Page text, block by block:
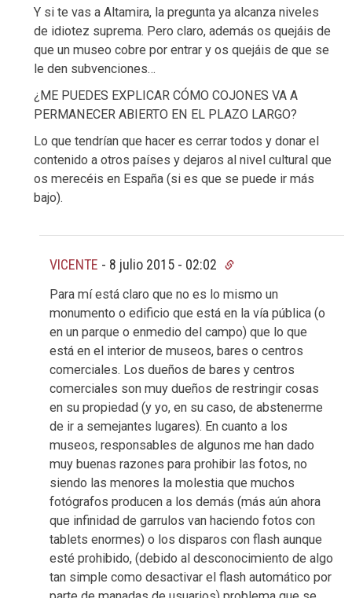
Y si te vas a Altamira, la pregunta ya alcanza niveles
de idiotez suprema. Pero claro, además os quejáis de
que un museo cobre por entrar y os quejáis de que se
le den subvenciones…
¿ME PUEDES EXPLICAR CÓMO COJONES VA A
PERMANECER ABIERTO EN EL PLAZO LARGO?
Lo que tendrían que hacer es cerrar todos y donar el
contenido a otros países y dejaros al nivel cultural que
os merecéis en España (si es que se puede ir más
bajo).
VICENTE - 8 julio 2015 - 02:02
Para mí está claro que no es lo mismo un
monumento o edificio que está en la vía pública (o
en un parque o enmedio del campo) que lo que
está en el interior de museos, bares o centros
comerciales. Los dueños de bares y centros
comerciales son muy dueños de restringir cosas
en su propiedad (y yo, en su caso, de abstenerme
de ir a semejantes lugares). En cuanto a los
museos, responsables de algunos me han dado
muy buenas razones para prohibir las fotos, no
siendo las menores la molestia que muchos
fotógrafos producen a los demás (más aún ahora
que infinidad de garrulos van haciendo fotos con
tablets enormes) o los disparos con flash aunque
esté prohibido, (debido al desconocimiento de algo
tan simple como desactivar el flash automático por